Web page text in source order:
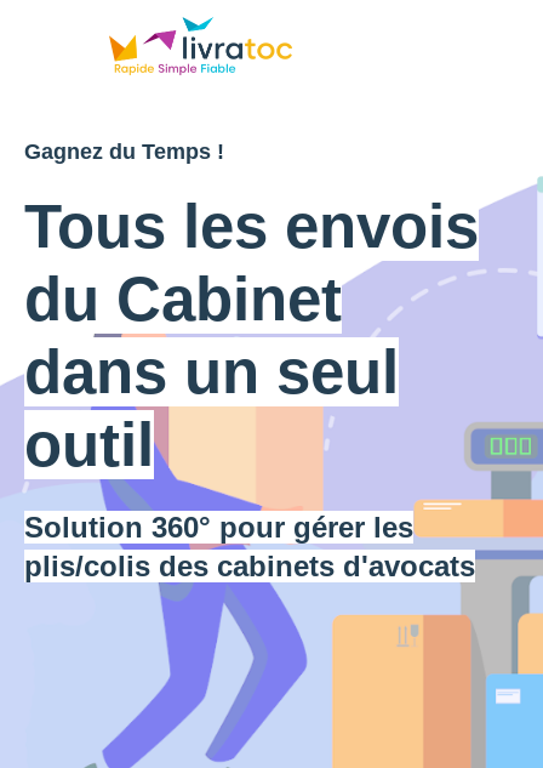
Gagnez du Temps !
Tous les envois
du Cabinet
dans un seul
outil​
Solution 360° pour gérer les
plis/colis des cabinets d'avocats